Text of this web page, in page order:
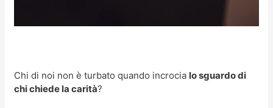
Chi di noi non è turbato quando incrocia lo sguardo di
chi chiede la carità?